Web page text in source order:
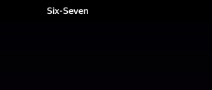
Six-Seven